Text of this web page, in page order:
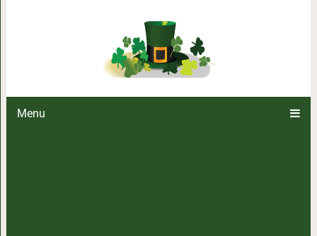
Menu
Секреты